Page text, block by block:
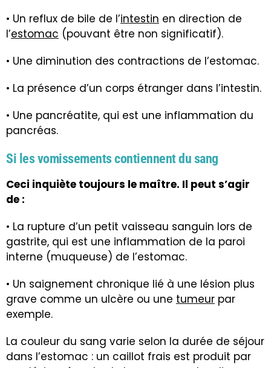
• Un reflux de bile de l’intestin en direction de
l’estomac (pouvant être non significatif).
• Une diminution des contractions de l’estomac.
• La présence d’un corps étranger dans l’intestin.
• Une pancréatite, qui est une inflammation du
pancréas.
Si les vomissements contiennent du sang
Ceci inquiète toujours le maître. Il peut s’agir
de :
• La rupture d’un petit vaisseau sanguin lors de
gastrite, qui est une inflammation de la paroi
interne (muqueuse) de l’estomac.
• Un saignement chronique lié à une lésion plus
grave comme un ulcère ou une tumeur par
exemple.
La couleur du sang varie selon la durée de séjour
dans l’estomac : un caillot frais est produit par